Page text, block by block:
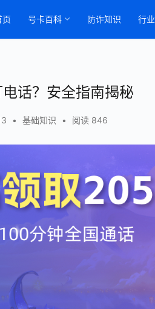
页 号卡百科 防诈知识 行
话？安全指南揭秘
• 基础知识 • 阅读 846